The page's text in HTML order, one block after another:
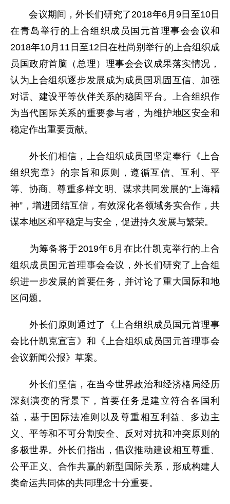
会议期间，外长们研究了2018年6月9日至10日
在青岛举行的上合组织成员国元首理事会会议和
2018年10月11日至12日在杜尚别举行的上合组织成
员国政府首脑（总理）理事会会议成果落实情况，
认为上合组织逐步发展成为成员国巩固互信、加强
对话、建设平等伙伴关系的稳固平台。上合组织作
为当代国际关系的重要参与者，为维护地区安全和
稳定作出重要贡献。
外长们相信，上合组织成员国坚定奉行《上合
组织宪章》的宗旨和原则，遵循互信、互利、平
等、协商、尊重多样文明、谋求共同发展的“上海精
神”，增进团结互信，有效深化各领域务实合作，共
谋本地区和平稳定与安全，促进持久发展与繁荣。
为筹备将于2019年6月在比什凯克举行的上合
组织成员国元首理事会会议，外长们研究了上合组
织进一步发展的首要任务，并讨论了重大国际和地
区问题。
外长们原则通过了《上合组织成员国元首理事
会比什凯克宣言》和《上合组织成员国元首理事会
会议新闻公报》草案。
外长们坚信，在当今世界政治和经济格局经历
深刻演变的背景下，首要任务是建立符合各国利
益，基于国际法准则以及尊重相互利益、多边主
义、平等和不可分割安全、反对对抗和冲突原则的
多极世界。外长们指出，倡议推动建设相互尊重、
公平正义、合作共赢的新型国际关系，形成构建人
类命运共同体的共同理念十分重要。